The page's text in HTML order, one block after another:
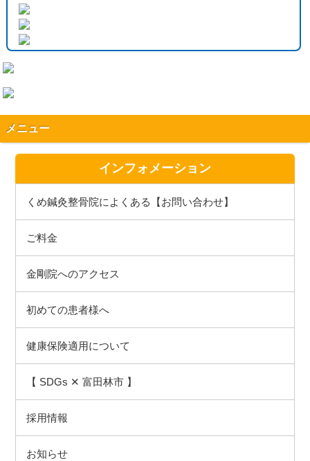
メニュー
インフォメーション
くめ鍼灸整骨院によくある【お問い合わせ】
ご料金
金剛院へのアクセス
初めての患者様へ
健康保険適用について
【 SDGs ✕ 富田林市 】
採用情報
お知らせ